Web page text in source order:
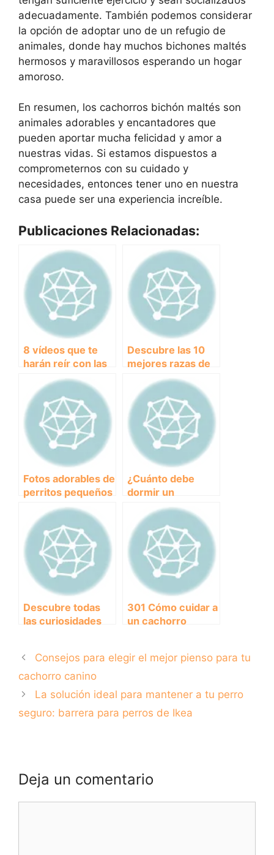
adecuadamente. También podemos considerar
la opción de adoptar uno de un refugio de
animales, donde hay muchos bichones maltés
hermosos y maravillosos esperando un hogar
amoroso.
En resumen, los cachorros bichón maltés son
animales adorables y encantadores que
pueden aportar mucha felicidad y amor a
nuestras vidas. Si estamos dispuestos a
comprometernos con su cuidado y
necesidades, entonces tener uno en nuestra
casa puede ser una experiencia increíble.
Publicaciones Relacionadas:
8 vídeos que te
harán reír con las
travesuras del
perro más
gracioso
Descubre las 10
mejores razas de
perros toy para
tener como
mascota
Fotos adorables de
perritos pequeños
que alegrarán tu
día
¿Cuánto debe
dormir un
cachorro de 2
meses de edad?
Descubre todas
las curiosidades
comportamiento y
adaptación al frío
301 Cómo cuidar a
un cachorro
cuidados
Consejos para elegir el mejor pienso para tu
cachorro canino
La solución ideal para mantener a tu perro
seguro: barrera para perros de Ikea
Deja un comentario